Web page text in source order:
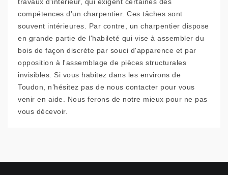
travaux d'intérieur, qui exigent certaines des
compétences d'un charpentier. Ces tâches sont
souvent intérieures. Par contre, un charpentier dispose
en grande partie de l'habileté qui vise à assembler du
bois de façon discrète par souci d'apparence et par
opposition à l'assemblage de pièces structurales
invisibles. Si vous habitez dans les environs de
Toudon, n’hésitez pas de nous contacter pour vous
venir en aide. Nous ferons de notre mieux pour ne pas
vous décevoir.